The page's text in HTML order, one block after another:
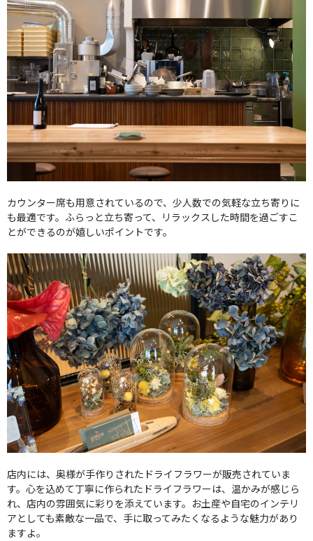
カウンター席も用意されているので、少人数での気軽な立ち寄りに
も最適です。ふらっと立ち寄って、リラックスした時間を過ごすこ
とができるのが嬉しいポイントです。
店内には、奥様が手作りされたドライフラワーが販売されていま
す。心を込めて丁寧に作られたドライフラワーは、温かみが感じら
れ、店内の雰囲気に彩りを添えています。お土産や自宅のインテリ
アとしても素敵な一品で、手に取ってみたくなるような魅力があり
ますよ。